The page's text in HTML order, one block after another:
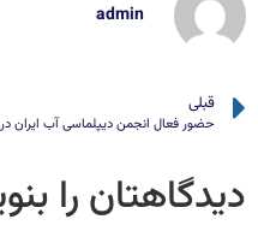
admin
قبلی
دیدگاهتان را